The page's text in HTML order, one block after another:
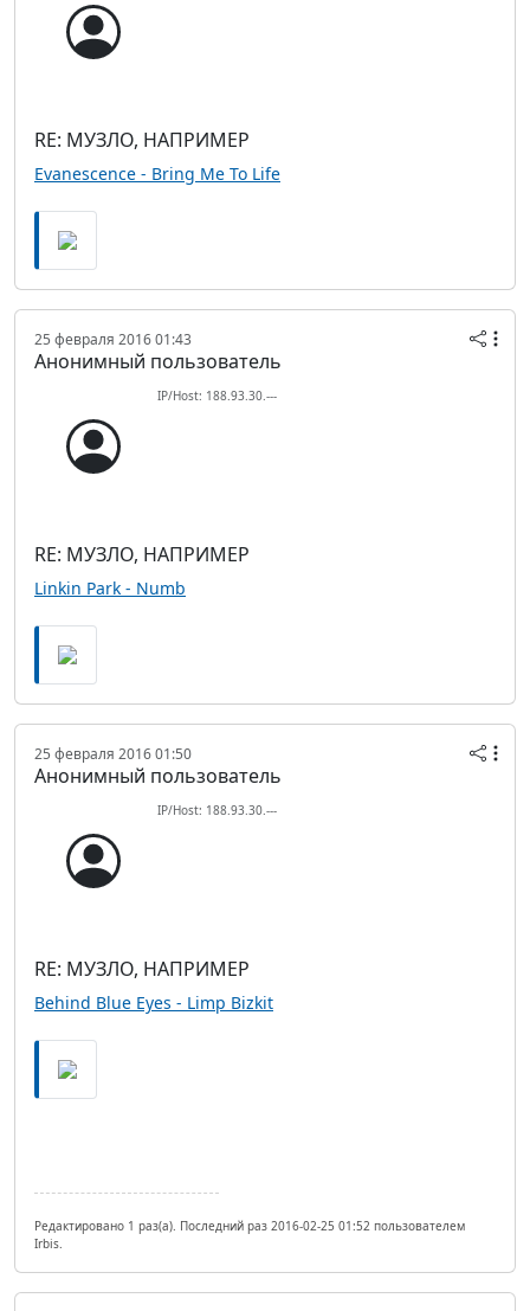
RE: МУЗЛО, НАПРИМЕР
Evanescence - Bring Me To Life
25 февраля 2016 01:43
Анонимный пользователь
IP/Host: 188.93.30.---
RE: МУЗЛО, НАПРИМЕР
Linkin Park - Numb
25 февраля 2016 01:50
Анонимный пользователь
IP/Host: 188.93.30.---
RE: МУЗЛО, НАПРИМЕР
Behind Blue Eyes - Limp Bizkit
Редактировано 1 раз(а). Последний раз 2016-02-25 01:52 пользователем
Irbis.